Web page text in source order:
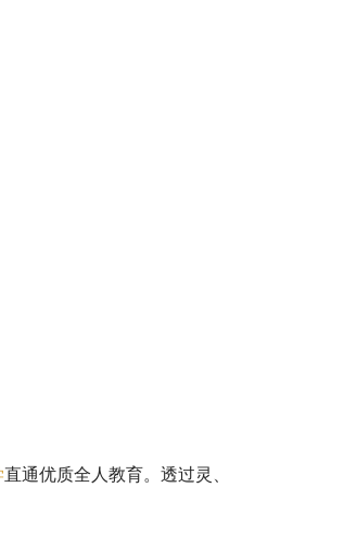
直通优质全人教育。透过灵、